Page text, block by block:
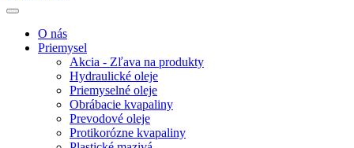
O nás
Priemysel
Akcia - Zľava na produkty
Hydraulické oleje
Priemyselné oleje
Obrábacie kvapaliny
Prevodové oleje
Protikorózne kvapaliny